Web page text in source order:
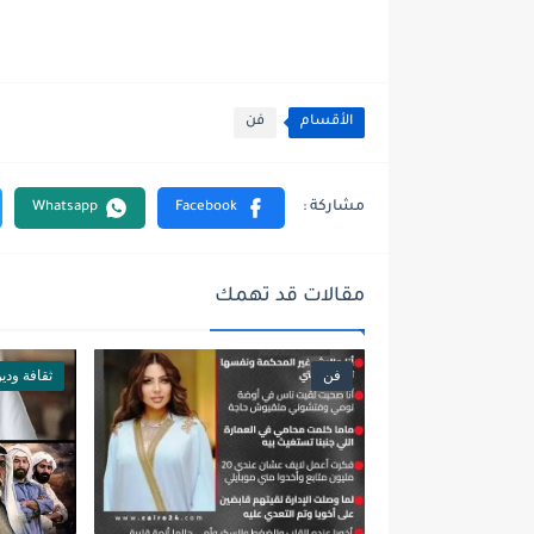
الأقسام فن
مقالات قد تهمك
فن ثقافة